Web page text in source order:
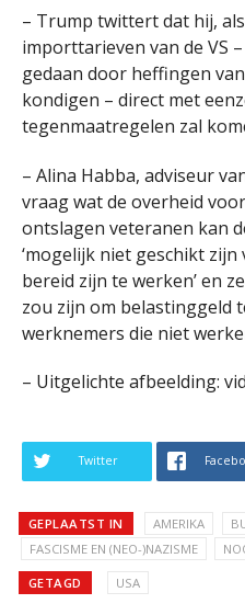
– Trump twittert dat hij,
importtarieven van de VS
gedaan door heffingen
kondigen – direct met
tegenmaatregelen zal
– Alina Habba, adviseur
vraag wat de overheid
ontslagen veteranen kan
‘mogelijk niet geschikt
bereid zijn te werken’ en
zou zijn om belastinggeld
werknemers die niet
– Uitgelichte afbeelding:
Twitter
GEPLAATST IN AMERIKA
FASCISME EN (NEO-)NAZISME
GETAGD USA